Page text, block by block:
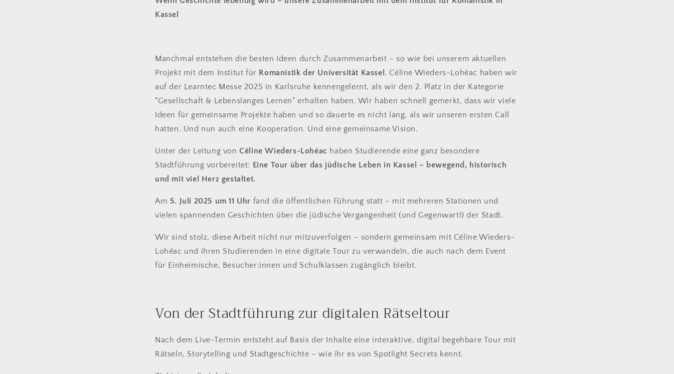
Kassel
Manchmal entstehen die besten Ideen durch Zusammenarbeit – so wie bei unserem aktuellen
Projekt mit dem Institut für Romanistik der Universität Kassel . Céline Wieders-Lohéac haben wir
auf der Learntec Messe 2025 in Karlsruhe kennengelernt, als wir den 2. Platz in der Kategorie
"Gesellschaft & Lebenslanges Lernen" erhalten haben. Wir haben schnell gemerkt, dass wir viele
Ideen für gemeinsame Projekte haben und so dauerte es nicht lang, als wir unseren ersten Call
hatten. Und nun auch eine Kooperation. Und eine gemeinsame Vision.
Unter der Leitung vonCéline Wieders-Lohéac haben Studierende eine ganz besondere
Stadtführung vorbereitet: Eine Tour über das jüdische Leben in Kassel – bewegend, historisch
und mit viel Herz gestaltet.
Am 5. Juli 2025 um 11 Uhr fand die öffentlichen Führung statt – mit mehreren Stationen und
vielen spannenden Geschichten über die jüdische Vergangenheit (und Gegenwart!) der Stadt.
Wir sind stolz, diese Arbeit nicht nur mitzuverfolgen – sondern gemeinsam mit Céline Wieders-
Lohéac und ihren Studierenden in eine digitale Tour zu verwandeln, die auch nach dem Event
für Einheimische, Besucher:innen und Schulklassen zugänglich bleibt.
Von der Stadtführung zur digitalen Rätseltour
Nach dem Live-Termin entsteht auf Basis der Inhalte eine interaktive, digital begehbare Tour mit
Rätseln, Storytelling und Stadtgeschichte – wie ihr es von Spotlight Secrets kennt.